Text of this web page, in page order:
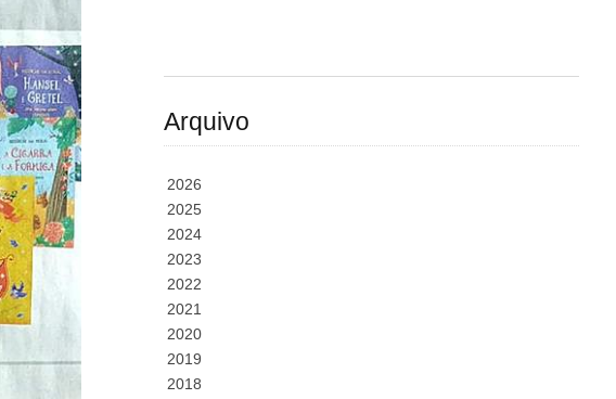
Arquivo
2026
2025
2024
2023
2022
2021
2020
2019
2018